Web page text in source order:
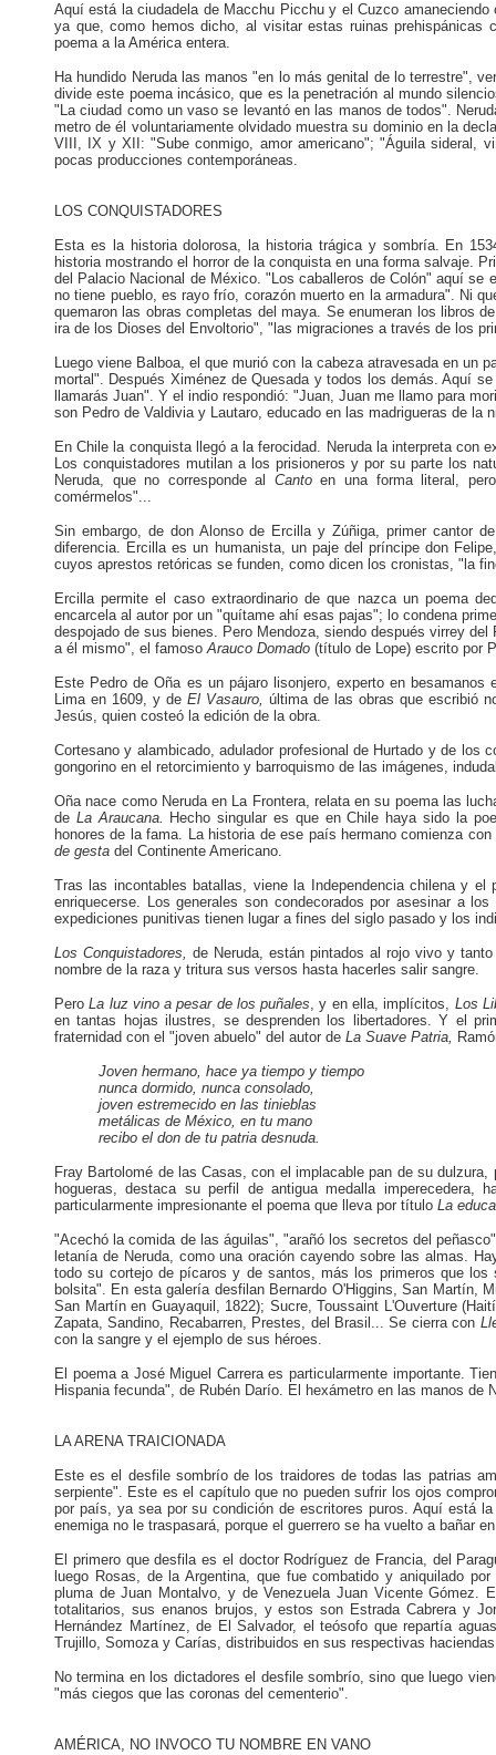
Aquí está la ciudadela de Macchu Picchu y el Cuzco
ya que, como hemos dicho, al visitar estas ruinas
poema a la América entera.
Ha hundido Neruda las manos "en lo más genital de lo terrestre",
divide este poema incásico, que es la penetración al mundo
"La ciudad como un vaso se levantó en las manos de todos".
metro de él voluntariamente olvidado muestra su dominio en la
VIII, IX y XII: "Sube conmigo, amor americano"; "Águila sideral,
pocas producciones contemporáneas.
LOS CONQUISTADORES
Esta es la historia dolorosa, la historia trágica y sombría. En
historia mostrando el horror de la conquista en una forma salvaje.
del Palacio Nacional de México. "Los caballeros de Colón" aquí se
no tiene pueblo, es rayo frío, corazón muerto en la armadura". Ni
quemaron las obras completas del maya. Se enumeran los libros
ira de los Dioses del Envoltorio", "las migraciones a través de los
Luego viene Balboa, el que murió con la cabeza atravesada en un
mortal". Después Ximénez de Quesada y todos los demás. Aquí
llamarás Juan". Y el indio respondió: "Juan, Juan me llamo para
son Pedro de Valdivia y Lautaro, educado en las madrigueras de la
En Chile la conquista llegó a la ferocidad. Neruda la interpreta con
Los conquistadores mutilan a los prisioneros y por su parte los
Neruda, que no corresponde al Cantoen una forma literal,
comérmelos"...
Sin embargo, de don Alonso de Ercilla y Zúñiga, primer cantor
diferencia. Ercilla es un humanista, un paje del príncipe don
cuyos aprestos retóricas se funden, como dicen los cronistas, "la
Ercilla permite el caso extraordinario de que nazca un poema
encarcela al autor por un "quítame ahí esas pajas"; lo condena
despojado de sus bienes. Pero Mendoza, siendo después virrey
a él mismo", el famosoArauco Domado (título de Lope) escrito por
Este Pedro de Oña es un pájaro lisonjero, experto en
Lima en 1609, y de El Vasauro, última de las obras que escribió
Jesús, quien costeó la edición de la obra.
Cortesano y alambicado, adulador profesional de Hurtado y de los
gongorino en el retorcimiento y barroquismo de las imágenes,
Oña nace como Neruda en La Frontera, relata en su poema las
de La Araucana. Hecho singular es que en Chile haya sido la
honores de la fama. La historia de ese país hermano comienza con
de gesta del Continente Americano.
Tras las incontables batallas, viene la Independencia chilena y
enriquecerse. Los generales son condecorados por asesinar a
expediciones punitivas tienen lugar a fines del siglo pasado y los
Los Conquistadores, de Neruda, están pintados al rojo vivo y
nombre de la raza y tritura sus versos hasta hacerles salir sangre.
PeroLa luz vino a pesar de los puñales, y en ella, implícitos, Los
en tantas hojas ilustres, se desprenden los libertadores. Y el
fraternidad con el "joven abuelo" del autor de La Suave Patria,
Joven hermano, hace ya tiempo y tiempo
nunca dormido, nunca consolado,
joven estremecido en las tinieblas
metálicas de México, en tu mano
recibo el don de tu patria desnuda.
Fray Bartolomé de las Casas, con el implacable pan de su
hogueras, destaca su perfil de antigua medalla
particularmente impresionante el poema que lleva por título La
"Acechó la comida de las águilas", "arañó los secretos del
letanía de Neruda, como una oración cayendo sobre las almas.
todo su cortejo de pícaros y de santos, más los primeros que
bolsita". En esta galería desfilan Bernardo O'Higgins, San Martín,
San Martín en Guayaquil, 1822); Sucre, Toussaint L'Ouverture
Zapata, Sandino, Recabarren, Prestes, del Brasil... Se cierra con
con la sangre y el ejemplo de sus héroes.
El poema a José Miguel Carrera es particularmente importante.
Hispania fecunda", de Rubén Darío. El hexámetro en las manos de
LA ARENA TRAICIONADA
Este es el desfile sombrío de los traidores de todas las patrias
serpiente". Este es el capítulo que no pueden sufrir los ojos
por país, ya sea por su condición de escritores puros. Aquí está
enemiga no le traspasará, porque el guerrero se ha vuelto a bañar
El primero que desfila es el doctor Rodríguez de Francia, del
luego Rosas, de la Argentina, que fue combatido y aniquilado
pluma de Juan Montalvo, y de Venezuela Juan Vicente
totalitarios, sus enanos brujos, y estos son Estrada Cabrera y
Hernández Martínez, de El Salvador, el teósofo que repartía
Trujillo, Somoza y Carías, distribuidos en sus respectivas
No termina en los dictadores el desfile sombrío, sino que luego
"más ciegos que las coronas del cementerio".
AMÉRICA, NO INVOCO TU NOMBRE EN VANO